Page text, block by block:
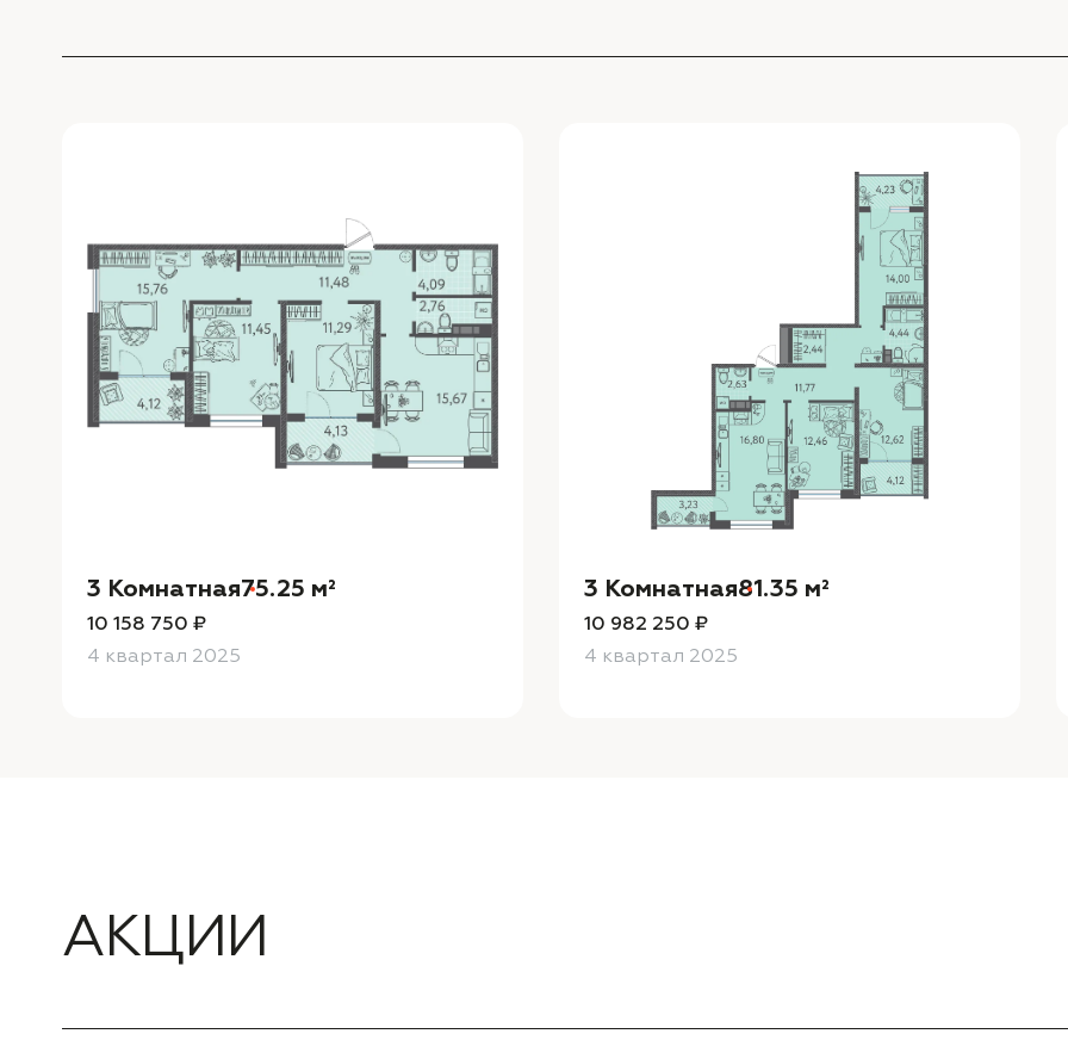
3 Комнатная75.25 м²
10 158 750 ₽
4 квартал 2025
3 Комнатная81.35 м²
10 982 250 ₽
4 квартал 2025
АКЦИИ